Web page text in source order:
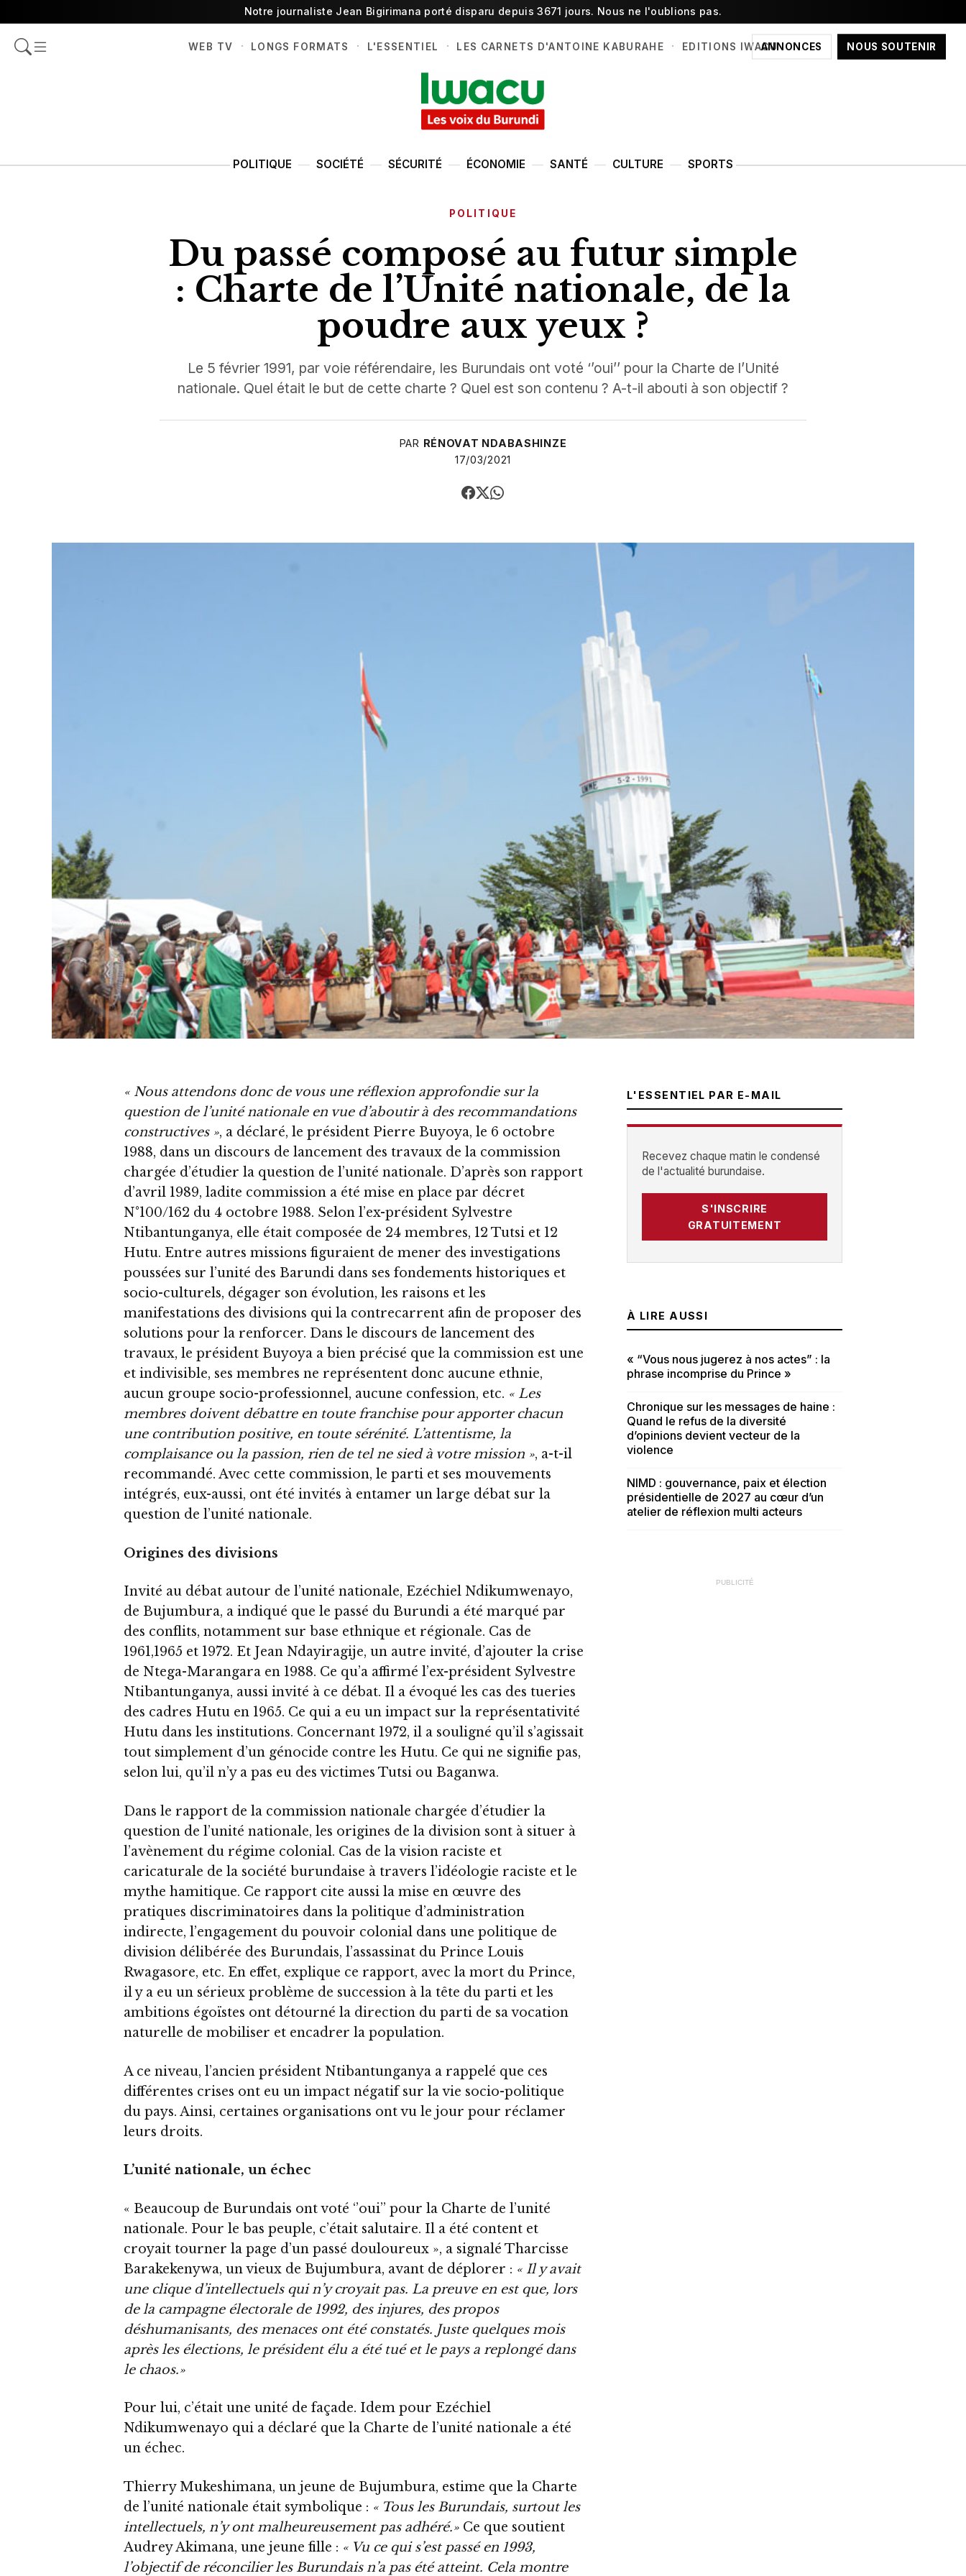
Notre journaliste Jean Bigirimana porté disparu depuis 3671 jours. Nous ne l'oublions pas.
ANNONCES NOUS SOUTENIR
WEB TV · LONGS FORMATS · L'ESSENTIEL · LES CARNETS D'ANTOINE KABURAHE · EDITIONS IWACU
POLITIQUE SOCIÉTÉ SÉCURITÉ ÉCONOMIE SANTÉ CULTURE SPORTS
POLITIQUE
Du passé composé au futur simple
: Charte de l’Unité nationale, de la
poudre aux yeux ?
Le 5 février 1991, par voie référendaire, les Burundais ont voté ‘’oui’’ pour la Charte de l’Unité
nationale. Quel était le but de cette charte ? Quel est son contenu ? A-t-il abouti à son objectif ?
PAR RÉNOVAT NDABASHINZE
17/03/2021
« Nous attendons donc de vous une réflexion approfondie sur la
question de l’unité nationale en vue d’aboutir à des recommandations
constructives », a déclaré, le président Pierre Buyoya, le 6 octobre
1988, dans un discours de lancement des travaux de la commission
chargée d’étudier la question de l’unité nationale. D’après son rapport
d’avril 1989, ladite commission a été mise en place par décret
N°100/162 du 4 octobre 1988. Selon l’ex-président Sylvestre
Ntibantunganya, elle était composée de 24 membres, 12 Tutsi et 12
Hutu. Entre autres missions figuraient de mener des investigations
poussées sur l’unité des Barundi dans ses fondements historiques et
socio-culturels, dégager son évolution, les raisons et les
manifestations des divisions qui la contrecarrent afin de proposer des
solutions pour la renforcer. Dans le discours de lancement des
travaux, le président Buyoya a bien précisé que la commission est une
et indivisible, ses membres ne représentent donc aucune ethnie,
aucun groupe socio-professionnel, aucune confession, etc. « Les
membres doivent débattre en toute franchise pour apporter chacun
une contribution positive, en toute sérénité. L’attentisme, la
complaisance ou la passion, rien de tel ne sied à votre mission », a-t-il
recommandé. Avec cette commission, le parti et ses mouvements
intégrés, eux-aussi, ont été invités à entamer un large débat sur la
question de l’unité nationale.
Origines des divisions
Invité au débat autour de l’unité nationale, Ezéchiel Ndikumwenayo,
de Bujumbura, a indiqué que le passé du Burundi a été marqué par
des conflits, notamment sur base ethnique et régionale. Cas de
1961,1965 et 1972. Et Jean Ndayiragije, un autre invité, d’ajouter la crise
de Ntega-Marangara en 1988. Ce qu’a affirmé l’ex-président Sylvestre
Ntibantunganya, aussi invité à ce débat. Il a évoqué les cas des tueries
des cadres Hutu en 1965. Ce qui a eu un impact sur la représentativité
Hutu dans les institutions. Concernant 1972, il a souligné qu’il s’agissait
tout simplement d’un génocide contre les Hutu. Ce qui ne signifie pas,
selon lui, qu’il n’y a pas eu des victimes Tutsi ou Baganwa.
Dans le rapport de la commission nationale chargée d’étudier la
question de l’unité nationale, les origines de la division sont à situer à
l’avènement du régime colonial. Cas de la vision raciste et
caricaturale de la société burundaise à travers l’idéologie raciste et le
mythe hamitique. Ce rapport cite aussi la mise en œuvre des
pratiques discriminatoires dans la politique d’administration
indirecte, l’engagement du pouvoir colonial dans une politique de
division délibérée des Burundais, l’assassinat du Prince Louis
Rwagasore, etc. En effet, explique ce rapport, avec la mort du Prince,
il y a eu un sérieux problème de succession à la tête du parti et les
ambitions égoïstes ont détourné la direction du parti de sa vocation
naturelle de mobiliser et encadrer la population.
A ce niveau, l’ancien président Ntibantunganya a rappelé que ces
différentes crises ont eu un impact négatif sur la vie socio-politique
du pays. Ainsi, certaines organisations ont vu le jour pour réclamer
leurs droits.
L’unité nationale, un échec
« Beaucoup de Burundais ont voté ‘’oui’’ pour la Charte de l’unité
nationale. Pour le bas peuple, c’était salutaire. Il a été content et
croyait tourner la page d’un passé douloureux », a signalé Tharcisse
Barakekenywa, un vieux de Bujumbura, avant de déplorer : « Il y avait
une clique d’intellectuels qui n’y croyait pas. La preuve en est que, lors
de la campagne électorale de 1992, des injures, des propos
déshumanisants, des menaces ont été constatés. Juste quelques mois
après les élections, le président élu a été tué et le pays a replongé dans
le chaos.»
Pour lui, c’était une unité de façade. Idem pour Ezéchiel
Ndikumwenayo qui a déclaré que la Charte de l’unité nationale a été
un échec.
Thierry Mukeshimana, un jeune de Bujumbura, estime que la Charte
de l’unité nationale était symbolique : « Tous les Burundais, surtout les
intellectuels, n’y ont malheureusement pas adhéré.» Ce que soutient
Audrey Akimana, une jeune fille : « Vu ce qui s’est passé en 1993,
l’objectif de réconcilier les Burundais n’a pas été atteint. Cela montre
L'ESSENTIEL PAR E-MAIL
Recevez chaque matin le condensé
de l'actualité burundaise.
S'INSCRIRE
GRATUITEMENT
À LIRE AUSSI
« “Vous nous jugerez à nos actes” : la
phrase incomprise du Prince »
Chronique sur les messages de haine :
Quand le refus de la diversité
d’opinions devient vecteur de la
violence
NIMD : gouvernance, paix et élection
présidentielle de 2027 au cœur d’un
atelier de réflexion multi acteurs
PUBLICITÉ